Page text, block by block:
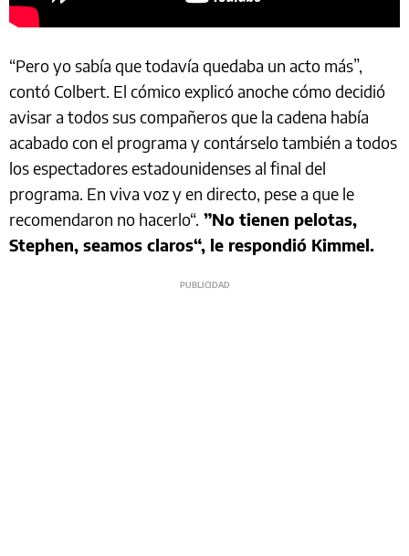
“Pero yo sabía que todavía quedaba un acto más”,
contó Colbert. El cómico explicó anoche cómo decidió
avisar a todos sus compañeros que la cadena había
acabado con el programa y contárselo también a todos
los espectadores estadounidenses al final del
programa. En viva voz y en directo, pese a que le
recomendaron no hacerlo“. ”No tienen pelotas,
Stephen, seamos claros“, le respondió Kimmel.